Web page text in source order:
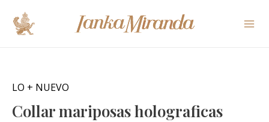
contenido
LO + NUEVO
Collar mariposas holograficas
holograficas
cantidad